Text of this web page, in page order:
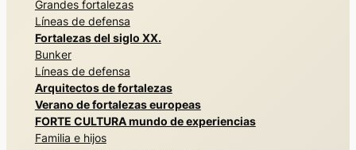
Grandes fortalezas
Líneas de defensa
Fortalezas del siglo XX.
Bunker
Líneas de defensa
Arquitectos de fortalezas
Verano de fortalezas europeas
FORTE CULTURA mundo de experiencias
Familia e hijos